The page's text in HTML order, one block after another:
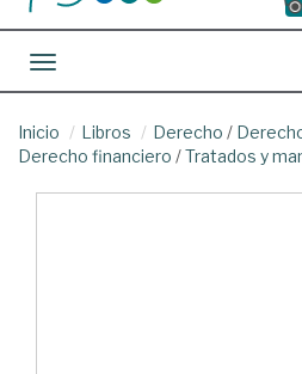
Toggle navigation
Inicio Libros Derecho /
Derecho financiero /Tratados y